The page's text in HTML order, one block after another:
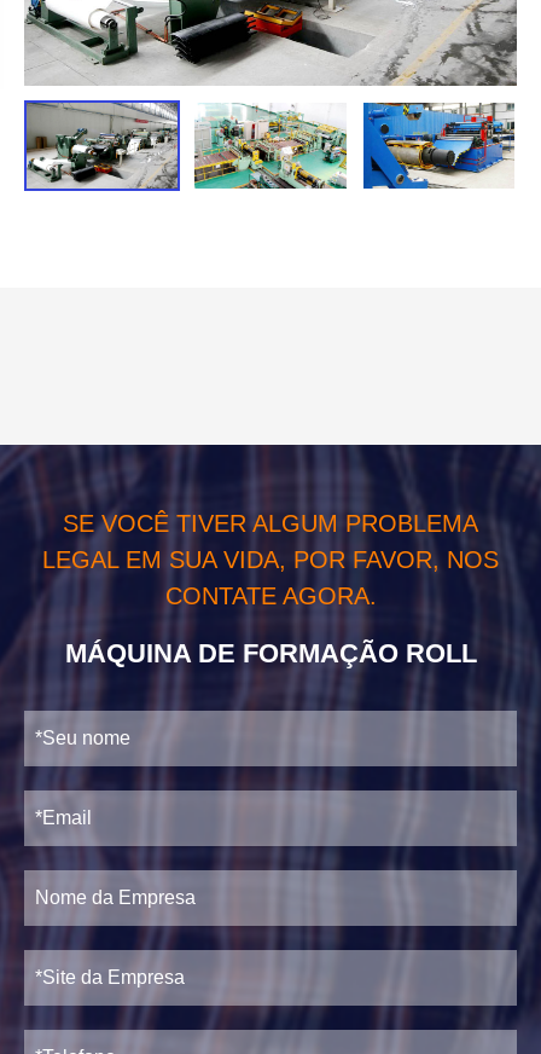
SE VOCÊ TIVER ALGUM PROBLEMA
LEGAL EM SUA VIDA, POR FAVOR, NOS
CONTATE AGORA.
MÁQUINA DE FORMAÇÃO ROLL